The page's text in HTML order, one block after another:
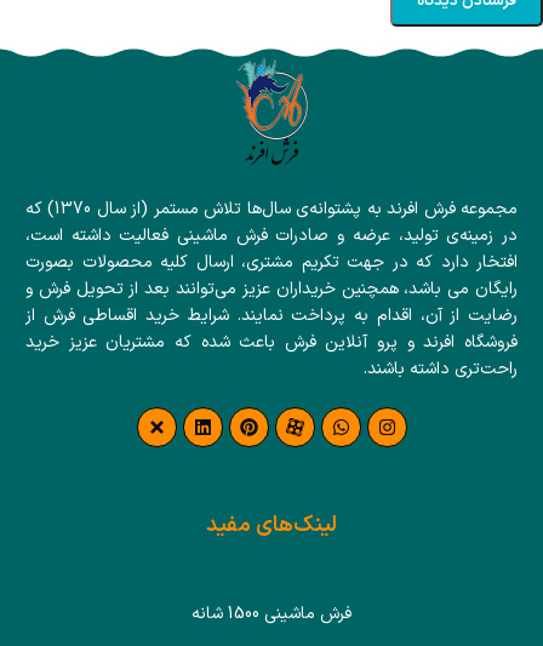
مجموعه فرش افرند به پشتوانه‌ی سال‌ها تلاش مستمر (از سال 1370) که
در زمینه‌ی تولید، عرضه و صادرات فرش ماشینی فعالیت داشته است،
افتخار دارد که در جهت تکریم مشتری، ارسال کلیه محصولات بصورت
رایگان می باشد، همچنین خریداران عزیز می‌توانند بعد از تحویل فرش و
رضایت از آن، اقدام به پرداخت نمایند. شرایط خرید اقساطی فرش از
فروشگاه افرند و پرو آنلاین فرش باعث شده که مشتریان عزیز خرید
راحت‌تری داشته باشند.
لینک‌های مفید
فرش ماشینی 1500 شانه